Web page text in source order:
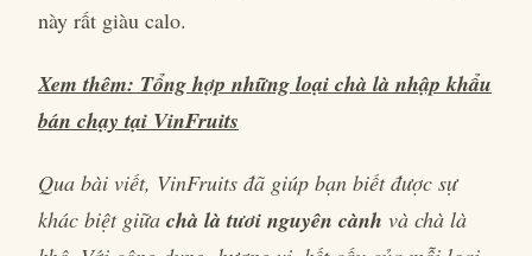
này rất giàu calo.
Xem thêm: Tổng hợp những loại chà là nhập khẩu
bán chạy tại VinFruits
Qua bài viết, VinFruits đã giúp bạn biết được sự
khác biệt giữa chà là tươi nguyên cành và chà là